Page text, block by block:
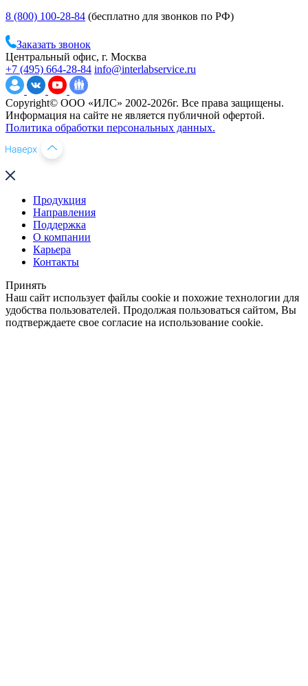
8 (800) 100-28-84 (бесплатно для звонков по РФ)
Заказать звонок
Центральный офис, г. Москва
+7 (495) 664-28-84 info@interlabservice.ru
Copyright© ООО «ИЛС» 2002-2026г. Все права защищены.
Информация на сайте не является публичной офертой.
Политика обработки персональных данных.
Продукция
Направления
Поддержка
О компании
Карьера
Контакты
Принять
Наш сайт использует файлы cookie и похожие технологии для
удобства пользователей. Продолжая пользоваться сайтом, Вы
подтверждаете свое согласие на использование cookie.